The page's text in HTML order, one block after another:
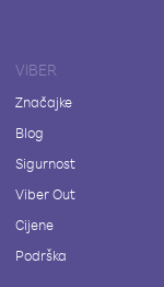
VIBER
Značajke
Blog
Sigurnost
Viber Out
Cijene
Podrška